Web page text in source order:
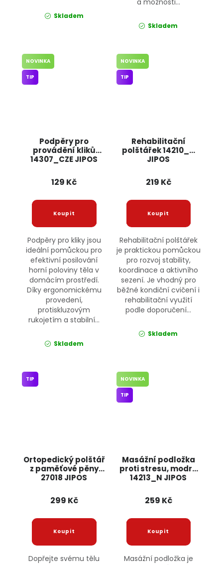
Skladem
Skladem
Podpěry pro
provádění kliků
14307_CZE JIPOS
NOVINKA
TIP
129 Kč
Podpěry pro kliky jsou
ideální pomůckou pro
efektivní posilování
horní poloviny těla v
domácím prostředí.
Díky ergonomickému
provedení,
protiskluzovým
rukojetím a stabilní...
Skladem
Rehabilitační
polštářek 14210_N
JIPOS
NOVINKA
TIP
219 Kč
Rehabilitační polštářek
je praktickou pomůckou
pro rozvoj stability,
koordinace a aktivního
sezení. Je vhodný pro
běžné kondiční cvičení i
rehabilitační využití
podle doporučení...
Skladem
Ortopedický polštář
z paměťové pěny
27018 JIPOS
TIP
299 Kč
Dopřejte svému tělu
Masážní podložka
proti stresu, modrá
14213_N JIPOS
NOVINKA
TIP
259 Kč
Masážní podložka je